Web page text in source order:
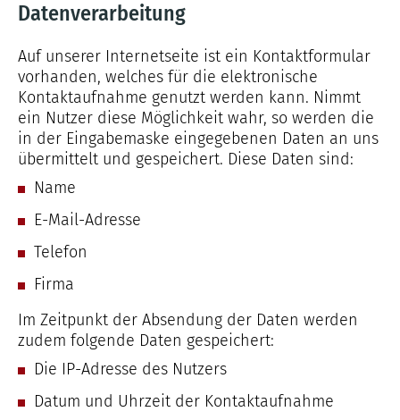
Datenverarbeitung
Auf unserer Internetseite ist ein Kontaktformular
vorhanden, welches für die elektronische
Kontaktaufnahme genutzt werden kann. Nimmt
ein Nutzer diese Möglichkeit wahr, so werden die
in der Eingabemaske eingegebenen Daten an uns
übermittelt und gespeichert. Diese Daten sind:
Name
E-Mail-Adresse
Telefon
Firma
Im Zeitpunkt der Absendung der Daten werden
zudem folgende Daten gespeichert:
Die IP-Adresse des Nutzers
Datum und Uhrzeit der Kontaktaufnahme